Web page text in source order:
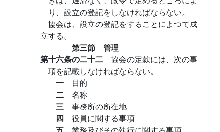
り、設立の登記をしなければならない。
協会は、設立の登記をすることによつて成
立する。
第三節 管理
第十六条の二十二 協会の定款には、次の事
項を記載しなければならない。
一 目的
二 名称
三 事務所の所在地
四 役員に関する事項